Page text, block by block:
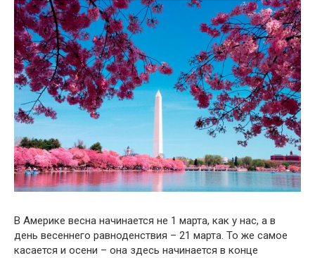
В Америке весна начинается не 1 марта, как у нас, а в
день весеннего равноденствия – 21 марта. То же самое
касается и осени – она здесь начинается в конце